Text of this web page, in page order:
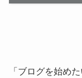
「ブログを始め